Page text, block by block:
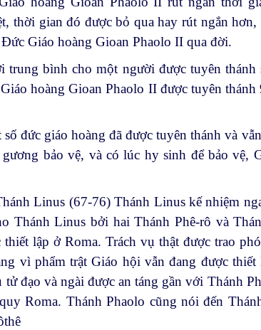
thời gian đó được bỏ qua hay rút ngắn
Giáo hoàng Gioan Phaolo II qua đời.
trung bình cho một người được tuyên thánh
hoàng Gioan Phaolo II được tuyên thánh
đức giáo hoàng đã được tuyên thánh và
bảo vệ, và có lúc hy sinh để bảo vệ,
Linus (67-76) Thánh Linus kế nhiệm
Thánh Linus bởi hai Thánh Phê-rô và
lập ở Roma. Trách vụ thật được trao
vì phẩm trật Giáo hội vẫn đang được thiết
đạo và ngài được an táng gần với Thánh
Roma. Thánh Phaolo cũng nói đến